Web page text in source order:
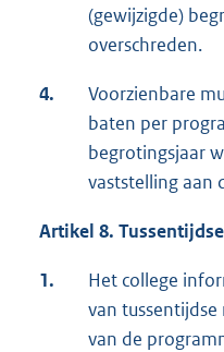
(gewijzigde)
overschreden.
4.
Voorzienbare
baten per
begrotingsjaar
vaststelling aan
Artikel 8.
1.
Het college
van
van de